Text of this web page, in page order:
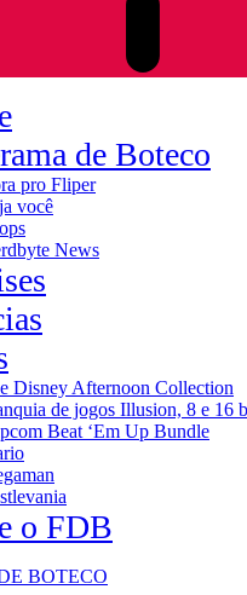
de Boteco
pro Fliper
você
News
Disney Afternoon Collection
de jogos Illusion, 8 e 16
Beat ‘Em Up Bundle
o FDB
BOTECO